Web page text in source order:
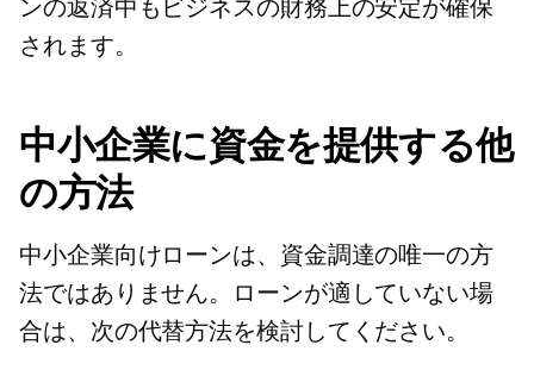
ンの返済中もビジネスの財務上の安定が確保
されます。
中小企業に資金を提供する他
の方法
中小企業向けローンは、資金調達の唯一の方
法ではありません。ローンが適していない場
合は、次の代替方法を検討してください。